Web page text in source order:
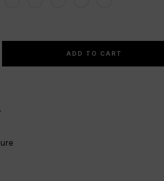
ADD TO CART